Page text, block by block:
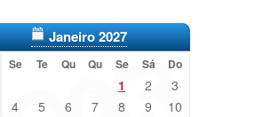
Janeiro 2027
Se Te Qu Qu Se Sá Do
1 2 3
4 5 6 7 8 9 10